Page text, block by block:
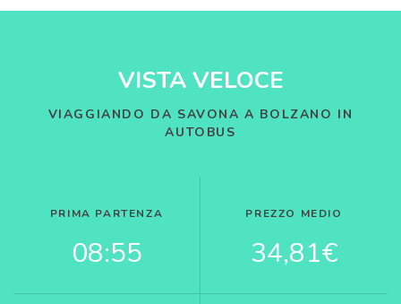
VISTA VELOCE
VIAGGIANDO DA SAVONA A BOLZANO IN
AUTOBUS
PRIMA PARTENZA
08:55
PREZZO MEDIO
34,81€